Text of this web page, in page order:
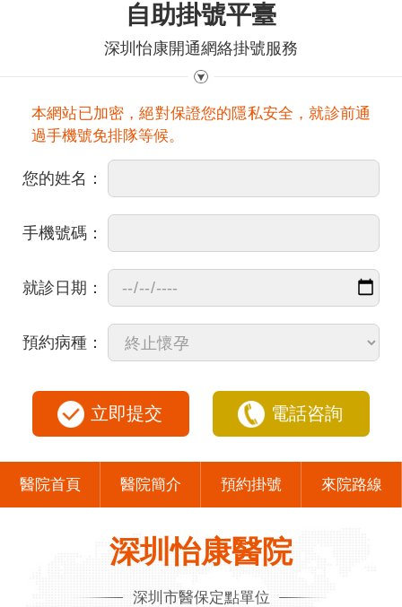
自助掛號平臺
深圳怡康開通網絡掛號服務
本網站已加密，絕對保證您的隱私安全，就診前通
過手機號免排隊等候。
您的姓名：
手機號碼：
就診日期：
預約病種：
立即提交 電話咨詢
醫院首頁 醫院簡介 預約掛號 來院路線
深圳怡康醫院
深圳市醫保定點單位